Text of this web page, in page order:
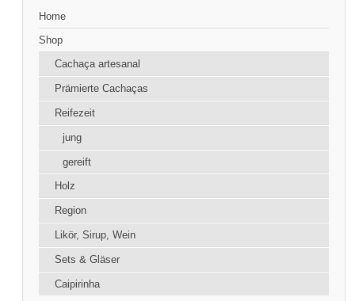
Home
Shop
Cachaça artesanal
Prämierte Cachaças
Reifezeit
jung
gereift
Holz
Region
Likör, Sirup, Wein
Sets & Gläser
Caipirinha